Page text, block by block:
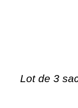
Lot de 3